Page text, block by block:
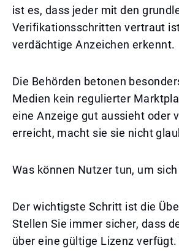
ist es, dass jeder mit den
Verifikationsschritten vertraut
verdächtige Anzeichen erkennt.
Die Behörden betonen
Medien kein regulierter
eine Anzeige gut aussieht oder
erreicht, macht sie sie nicht
Was können Nutzer tun, um
Der wichtigste Schritt ist die
Stellen Sie immer sicher, dass
über eine gültige Lizenz